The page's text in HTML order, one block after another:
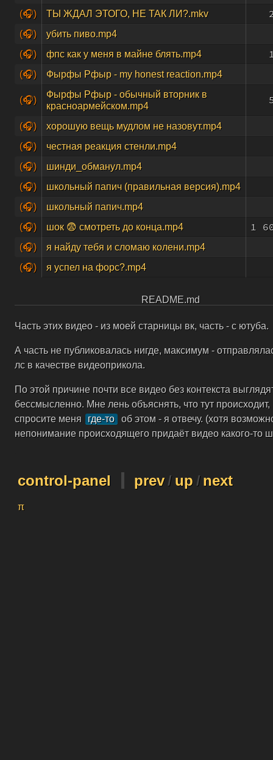
(🎧) ТЫ ЖДАЛ ЭТОГО, НЕ ТАК ЛИ?.mkv
(🎧)
убить пиво.mp4
(🎧)
фпс как у меня в майне блять.mp4
(🎧) Фырфы Рфыр - my honest reaction.mp4
(🎧)
Фырфы Рфыр - обычный вторник в
красноармейском.mp4
(🎧)
хорошую вещь мудлом не назовут.mp4
(🎧)
честная реакция стенли.mp4
(🎧)
шинди_обманул.mp4
(🎧)
школьный папич (правильная версия).mp4
(🎧)
школьный папич.mp4
(🎧)
шок 😨 смотреть до конца.mp4 1
(🎧)
я найду тебя и сломаю колени.mp4
(🎧)
я успел на форс?.mp4
control-panel prev / up / next
π